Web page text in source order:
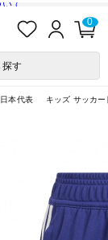
て
入
ロ
ン
0
探す
日本代表 キッズ サッカ